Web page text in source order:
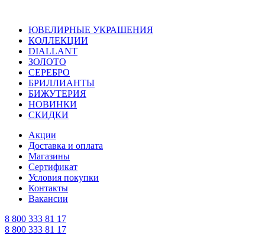
ЮВЕЛИРНЫЕ УКРАШЕНИЯ
КОЛЛЕКЦИИ
DIALLANT
ЗОЛОТО
СЕРЕБРО
БРИЛЛИАНТЫ
БИЖУТЕРИЯ
НОВИНКИ
СКИДКИ
Акции
Доставка и оплата
Магазины
Сертификат
Условия покупки
Контакты
Вакансии
8 800 333 81 17
8 800 333 81 17